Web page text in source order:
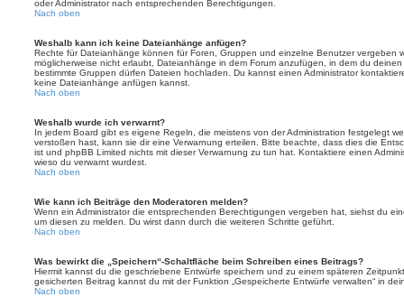
oder Administrator nach entsprechenden Berechtigungen.
Nach oben
Weshalb kann ich keine Dateianhänge anfügen?
Rechte für Dateianhänge können für Foren, Gruppen und einzelne Benutzer vergeben
möglicherweise nicht erlaubt, Dateianhänge in dem Forum anzufügen, in dem du
bestimmte Gruppen dürfen Dateien hochladen. Du kannst einen Administrator
keine Dateianhänge anfügen kannst.
Nach oben
Weshalb wurde ich verwarnt?
In jedem Board gibt es eigene Regeln, die meistens von der Administration festgelegt
verstoßen hast, kann sie dir eine Verwarnung erteilen. Bitte beachte, dass dies die
ist und phpBB Limited nichts mit dieser Verwarnung zu tun hat. Kontaktiere einen
wieso du verwarnt wurdest.
Nach oben
Wie kann ich Beiträge den Moderatoren melden?
Wenn ein Administrator die entsprechenden Berechtigungen vergeben hat, siehst du
um diesen zu melden. Du wirst dann durch die weiteren Schritte geführt.
Nach oben
Was bewirkt die „Speichern“-Schaltfläche beim Schreiben eines Beitrags?
Hiermit kannst du die geschriebene Entwürfe speichern und zu einem späteren
gesicherten Beitrag kannst du mit der Funktion „Gespeicherte Entwürfe verwalten“ in
Nach oben